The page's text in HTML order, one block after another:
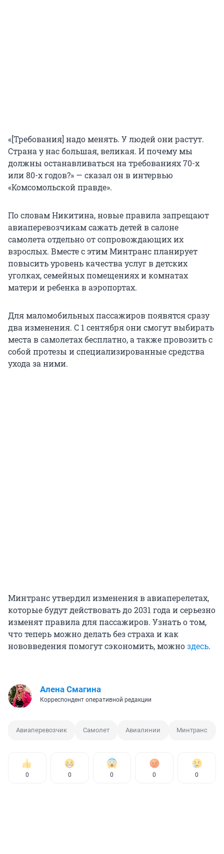
«[Требования] надо менять. У людей они растут.
Страна у нас большая, великая. И почему мы
должны останавливаться на требованиях 70-х
или 80-х годов?» — сказал он в интервью
«Комсомольской правде».
По словам Никитина, новые правила запрещают
авиаперевозчикам сажать детей в салоне
самолета отдельно от сопровождающих их
взрослых. Вместе с этим Минтранс планирует
повысить уровень качества услуг в детских
уголках, семейных помещениях и комнатах
матери и ребенка в аэропортах.
Для маломобильных пассажиров появятся сразу
два изменения. С 1 сентября они смогут выбирать
места в самолетах бесплатно, а также провозить с
собой протезы и специализированные средства
ухода за ними.
Минтранс утвердил изменения в авиаперелетах,
которые будут действовать до 2031 года и серьезно
изменят правила для пассажиров. Узнать о том,
что теперь можно делать без страха и как
нововведения помогут сэкономить, можноздесь.
Алена Смагина
Корреспондент оперативной редакции
Авиаперевозчик Самолет Авиалинии Минтранс
0 0 0 0 0